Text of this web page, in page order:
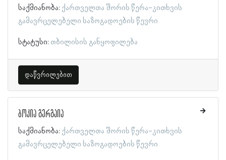
საქმიანობა: ქართველთა შორის წერა-კითხვის
გამავრცელებელი საზოგადოების წევრი
სტატუსი: თბილისის განყოფილება
დაწვრილებით
ბოკია გერგაია
საქმიანობა: ქართველთა შორის წერა-კითხვის
გამავრცელებელი საზოგადოების წევრი